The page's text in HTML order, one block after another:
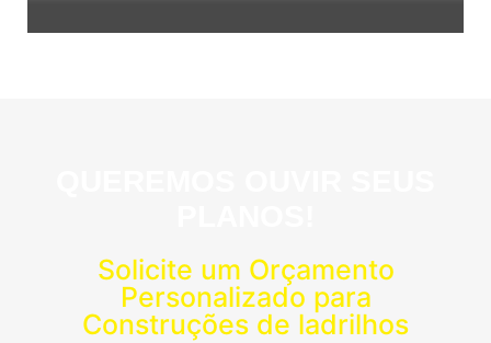
Solicite um Orçamento
Personalizado para
Construções de ladrilhos